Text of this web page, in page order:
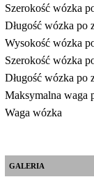
Szerokość wózka
Długość wózka
Wysokość wózka
Szerokość wózka
Długość wózka
Maksymalna
Waga
GALERIA